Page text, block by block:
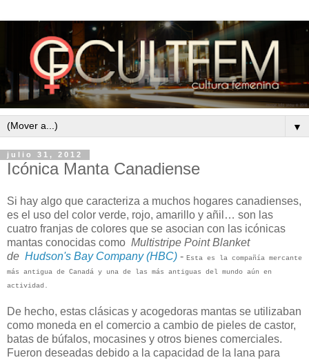
▼
julio 31, 2012
Icónica Manta Canadiense
Si hay algo que caracteriza a muchos hogares canadienses,
es el uso del color verde, rojo, amarillo y añil… son las
cuatro franjas de colores que se asocian con las icónicas
mantas conocidas como Multistripe Point Blanket
de Hudson's Bay Company (HBC) - Esta es la compañía mercante
más antigua de Canadá y una de las más antiguas del mundo aún en
actividad.
De hecho, estas clásicas y acogedoras mantas se utilizaban
como moneda en el comercio a cambio de pieles de castor,
batas de búfalos, mocasines y otros bienes comerciales.
Fueron deseadas debido a la capacidad de la lana para